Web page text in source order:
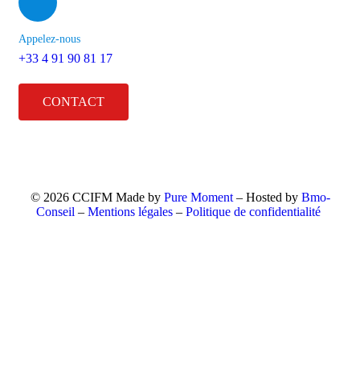
Appelez-nous
+33 4 91 90 81 17
CONTACT
© 2026 CCIFM Made by Pure Moment– Hosted by Bmo-
Conseil – Mentions légales – Politique de confidentialité